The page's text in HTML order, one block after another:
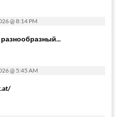
@ 8:14 PM
разнообразный...
@ 5:45 AM